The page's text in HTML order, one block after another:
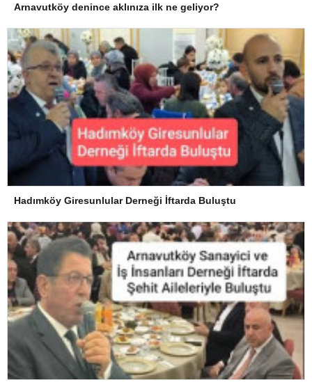
Arnavutköy denince aklınıza ilk ne geliyor?
Hadımköy Giresunlular Derneği İftarda Buluştu